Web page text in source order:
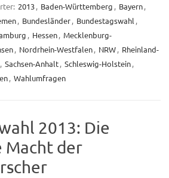
2013, Baden-Württemberg , Bayern,
, Bundesländer, Bundestagswahl ,
, Hessen, Mecklenburg-
, Nordrhein-Westfalen, NRW, Rheinland-
, Sachsen-Anhalt, Schleswig-Holstein,
, Wahlumfragen
2013: Die
Macht der